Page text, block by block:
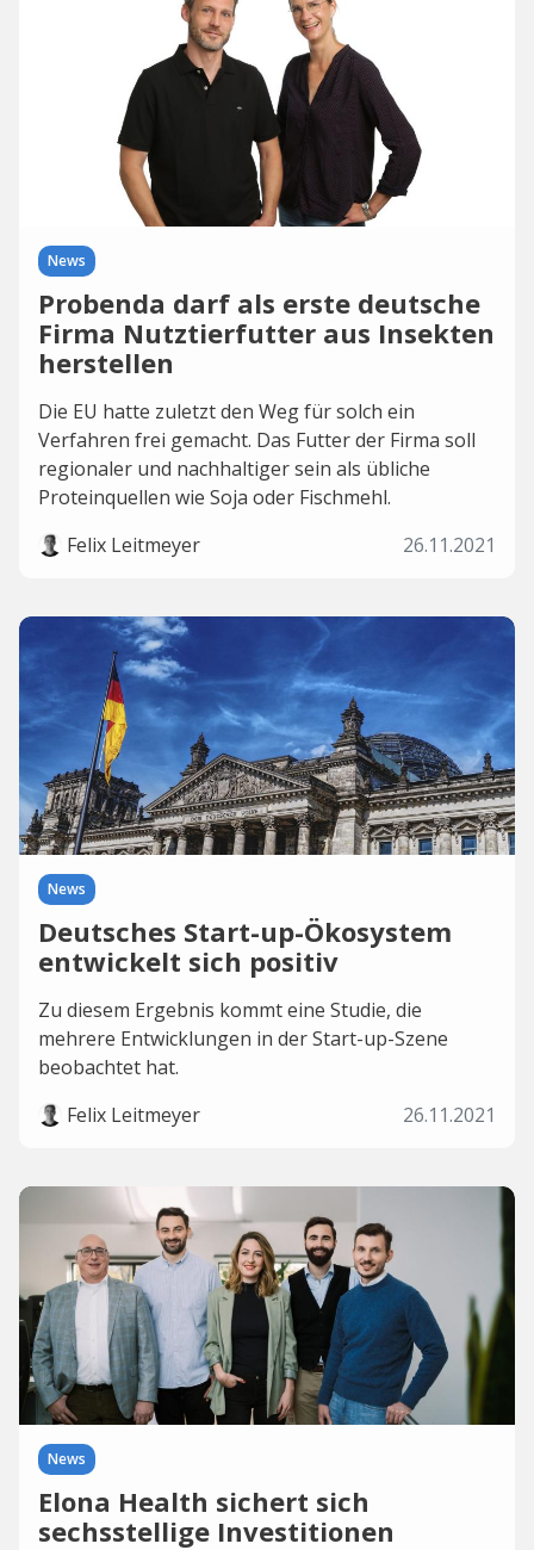
News
Probenda darf als erste deutsche
Firma Nutztierfutter aus Insekten
herstellen
Die EU hatte zuletzt den Weg für solch ein
Verfahren frei gemacht. Das Futter der Firma soll
regionaler und nachhaltiger sein als übliche
Proteinquellen wie Soja oder Fischmehl.
Felix Leitmeyer
26.11.2021
News
​​Deutsches Start-up-Ökosystem
entwickelt sich positiv
Zu diesem Ergebnis kommt eine Studie, die
mehrere Entwicklungen in der Start-up-Szene
beobachtet hat.
Felix Leitmeyer
26.11.2021
News
Elona Health sichert sich
sechsstellige Investitionen